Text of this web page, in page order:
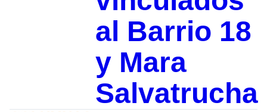
al Barrio 18
y Mara
Salvatrucha